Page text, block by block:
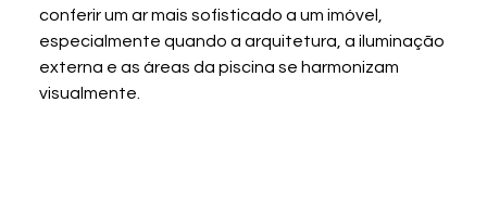
conferir um ar mais sofisticado a um imóvel,
especialmente quando a arquitetura, a iluminação
externa e as áreas da piscina se harmonizam
visualmente.